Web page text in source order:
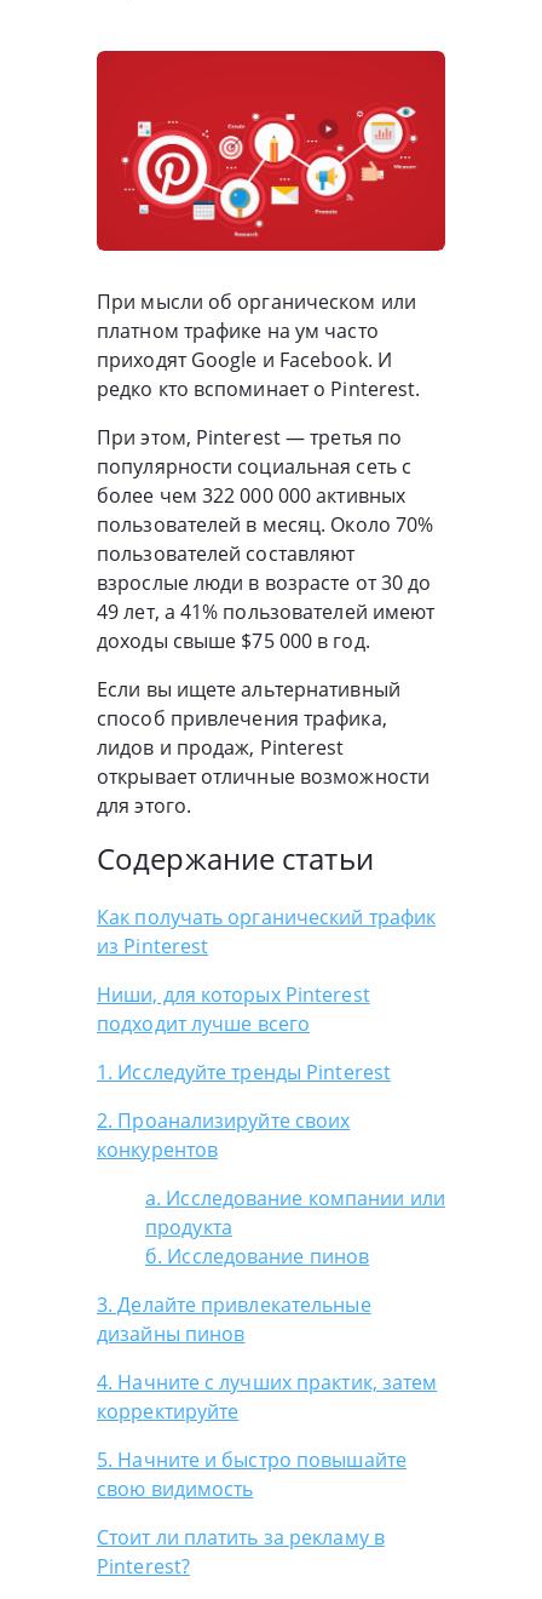
При мысли об органическом или
платном трафике на ум часто
приходят Google и Facebook. И
редко кто вспоминает о Pinterest.
При этом, Pinterest — третья по
популярности социальная сеть с
более чем 322 000 000 активных
пользователей в месяц. Около 70%
пользователей составляют
взрослые люди в возрасте от 30 до
49 лет, а 41% пользователей имеют
доходы свыше $75 000 в год.
Если вы ищете альтернативный
способ привлечения трафика,
лидов и продаж, Pinterest
открывает отличные возможности
для этого.
Содержание статьи
Как получать органический трафик
из Pinterest
Ниши, для которых Pinterest
подходит лучше всего
1. Исследуйте тренды Pinterest
2. Проанализируйте своих
конкурентов
а. Исследование компании или
продукта
б. Исследование пинов
3. Делайте привлекательные
дизайны пинов
4. Начните с лучших практик, затем
корректируйте
5. Начните и быстро повышайте
свою видимость
Стоит ли платить за рекламу в
Pinterest?